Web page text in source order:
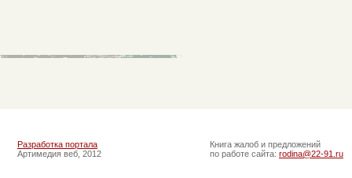
Разработка портала
Артимедия веб, 2012
Книга жалоб и предложений
по работе сайта: rodina@22-91.ru